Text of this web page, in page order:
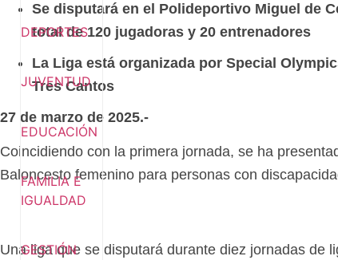
DEPORTES
JUVENTUD
EDUCACIÓN
FAMILIA E
IGUALDAD
GESTIÓN
Se disputará en el Polideportivo Miguel de
total de 120 jugadoras y 20 entrenadores
La Liga está organizada por Special
Tres Cantos
27 de marzo de 2025.-
Coincidiendo con la primera jornada, se ha
Baloncesto femenino para personas con
Una liga que se disputará durante diez jornadas de